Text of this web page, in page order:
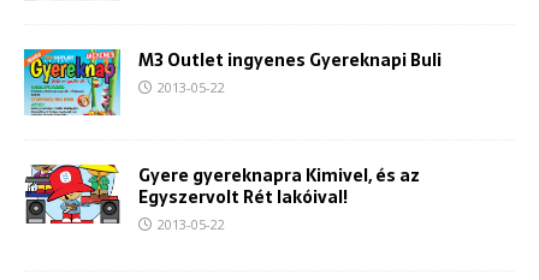
M3 Outlet ingyenes Gyereknapi Buli
2013-05-22
Gyere gyereknapra Kimivel, és az
Egyszervolt Rét lakóival!
2013-05-22